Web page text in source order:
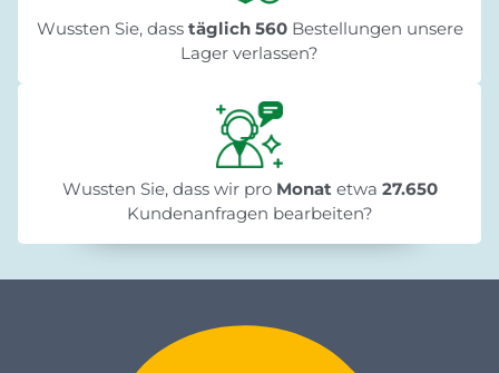
Wussten Sie, dass täglich 560Bestellungen unsere
Lager verlassen?
Wussten Sie, dass wir pro Monat etwa 27.650
Kundenanfragen bearbeiten?